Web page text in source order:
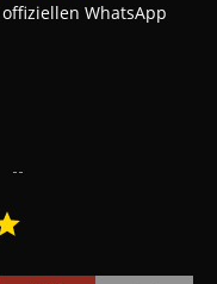
WhatsApp